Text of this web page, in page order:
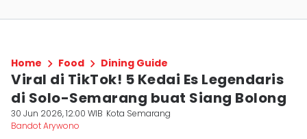
Home Food Dining Guide
Viral di TikTok! 5 Kedai Es Legendaris
di Solo-Semarang buat Siang Bolong
30 Jun 2026, 12:00 WIB Kota Semarang
Bandot Arywono